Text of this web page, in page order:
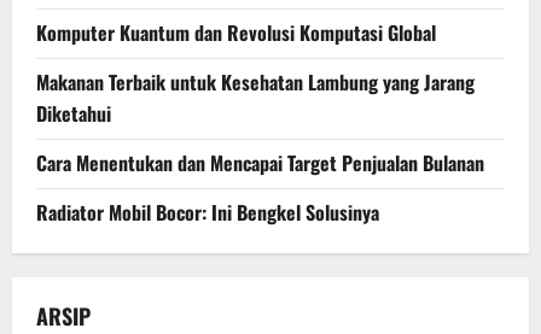
Komputer Kuantum dan Revolusi Komputasi Global
Makanan Terbaik untuk Kesehatan Lambung yang Jarang
Diketahui
Cara Menentukan dan Mencapai Target Penjualan Bulanan
Radiator Mobil Bocor: Ini Bengkel Solusinya
ARSIP